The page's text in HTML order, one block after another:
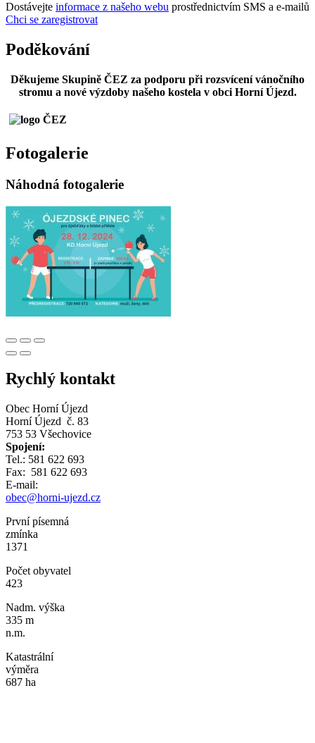
Dostávejte informace z našeho webu prostřednictvím SMS a e-mailů
Chci se zaregistrovat
Poděkování
Děkujeme Skupině ČEZ za podporu při rozsvícení vánočního
stromu a nové výzdoby našeho kostela v obci Horní Újezd.
Fotogalerie
Náhodná fotogalerie
Rychlý kontakt
Obec Horní Újezd
Horní Újezd č. 83
753 53 Všechovice
Spojení:
Tel.: 581 622 693
Fax: 581 622 693
E-mail:
obec@horni-ujezd.cz
První písemná
zmínka
1371
Počet obyvatel
423
Nadm. výška
335 m
n.m.
Katastrální
výměra
687 ha